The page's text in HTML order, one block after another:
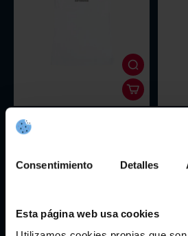
Consentimiento Detalles
Esta página web usa cookies
Camiseta Blanca As Celtas